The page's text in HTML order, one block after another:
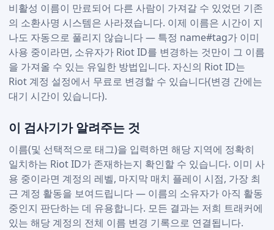
비활성 이름이 만료되어 다른 사람이 가져갈 수 있었던 기존
의 소환사명 시스템은 사라졌습니다. 이제 이름은 시간이 지
나도 자동으로 풀리지 않습니다 — 특정 name#tag가 이미
사용 중이라면, 소유자가 Riot ID를 변경하는 것만이 그 이름
을 가져올 수 있는 유일한 방법입니다. 자신의 Riot ID는
Riot 계정 설정에서 무료로 변경할 수 있습니다(변경 간에는
대기 시간이 있습니다).
이 검사기가 알려주는 것
이름(및 선택적으로 태그)을 입력하면 해당 지역에 정확히
일치하는 Riot ID가 존재하는지 확인할 수 있습니다. 이미 사
용 중이라면 계정의 레벨, 마지막 매치 플레이 시점, 가장 최
근 계정 활동을 보여드립니다 — 이름의 소유자가 아직 활동
중인지 판단하는 데 유용합니다. 모든 결과는 저희 트래커에
있는 해당 계정의 전체 이름 변경 기록으로 연결됩니다.